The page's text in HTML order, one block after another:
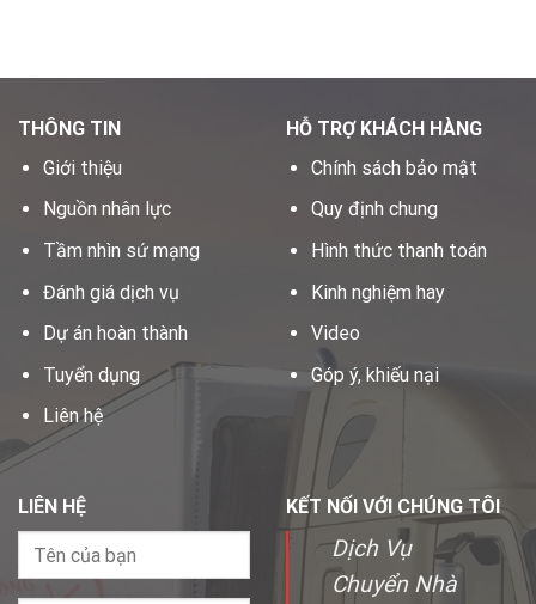
THÔNG TIN
Giới thiệu
Nguồn nhân lực
Tầm nhìn sứ mạng
Đánh giá dịch vụ
Dự án hoàn thành
Tuyển dụng
Liên hệ
HỖ TRỢ KHÁCH HÀNG
Chính sách bảo mật
Quy định chung
Hình thức thanh toán
Kinh nghiệm hay
Video
Góp ý, khiếu nại
LIÊN HỆ KẾT NỐI VỚI CHÚNG TÔI
Dịch Vụ
Chuyển Nhà